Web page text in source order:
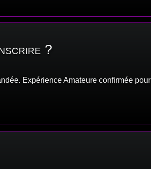
?
Expérience Amateure confirmée pour